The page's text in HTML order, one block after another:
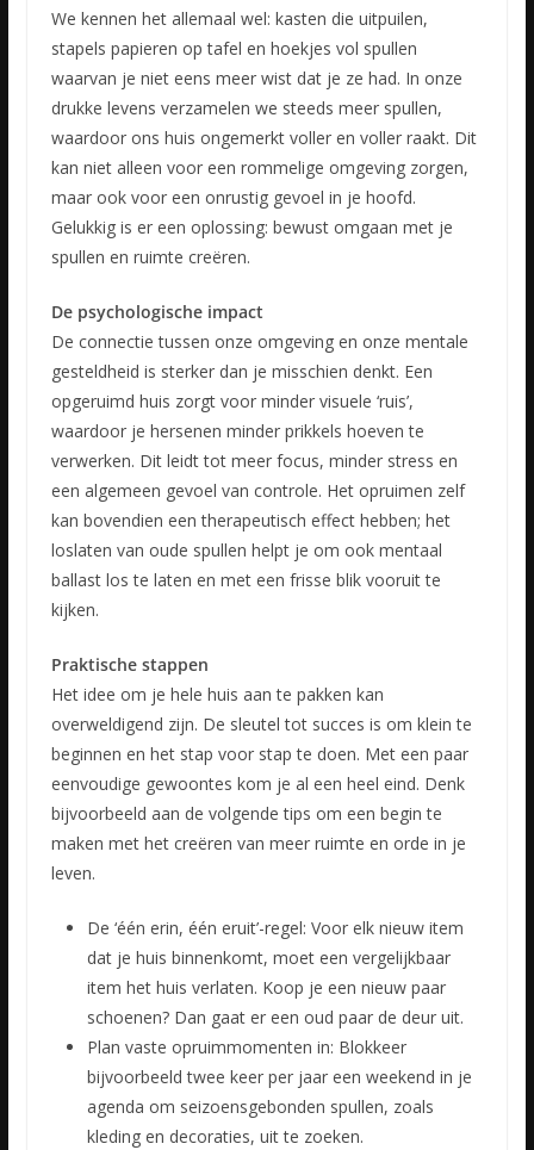
We kennen het allemaal wel: kasten die uitpuilen,
stapels papieren op tafel en hoekjes vol spullen
waarvan je niet eens meer wist dat je ze had. In onze
drukke levens verzamelen we steeds meer spullen,
waardoor ons huis ongemerkt voller en voller raakt. Dit
kan niet alleen voor een rommelige omgeving zorgen,
maar ook voor een onrustig gevoel in je hoofd.
Gelukkig is er een oplossing: bewust omgaan met je
spullen en ruimte creëren.
De psychologische impact
De connectie tussen onze omgeving en onze mentale
gesteldheid is sterker dan je misschien denkt. Een
opgeruimd huis zorgt voor minder visuele ‘ruis’,
waardoor je hersenen minder prikkels hoeven te
verwerken. Dit leidt tot meer focus, minder stress en
een algemeen gevoel van controle. Het opruimen zelf
kan bovendien een therapeutisch effect hebben; het
loslaten van oude spullen helpt je om ook mentaal
ballast los te laten en met een frisse blik vooruit te
kijken.
Praktische stappen
Het idee om je hele huis aan te pakken kan
overweldigend zijn. De sleutel tot succes is om klein te
beginnen en het stap voor stap te doen. Met een paar
eenvoudige gewoontes kom je al een heel eind. Denk
bijvoorbeeld aan de volgende tips om een begin te
maken met het creëren van meer ruimte en orde in je
leven.
De ‘één erin, één eruit’-regel: Voor elk nieuw item
dat je huis binnenkomt, moet een vergelijkbaar
item het huis verlaten. Koop je een nieuw paar
schoenen? Dan gaat er een oud paar de deur uit.
Plan vaste opruimmomenten in: Blokkeer
bijvoorbeeld twee keer per jaar een weekend in je
agenda om seizoensgebonden spullen, zoals
kleding en decoraties, uit te zoeken.